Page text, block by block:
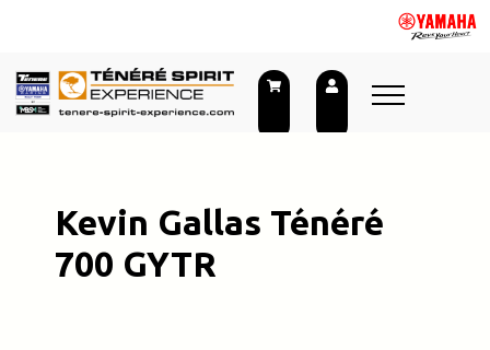
Kevin Gallas Ténéré
700 GYTR